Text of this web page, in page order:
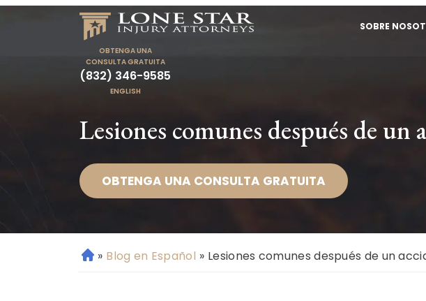
SOBRE
OBTENGA UNA
CONSULTA GRATUITA
(832) 346-9585
ENGLISH
Lesiones comunes después de un
OBTENGA UNA CONSULTA GRATUITA
Ini » Blog en Español » Lesiones comunes después de un